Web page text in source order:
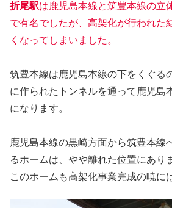
折尾駅は鹿児島本線と筑豊本線の立
で有名でしたが、高架化が行われた
くなってしまいました。
筑豊本線は鹿児島本線の下をくぐる
に作られたトンネルを通って鹿児島
になります。
鹿児島本線の黒崎方面から筑豊本線
るホームは、やや離れた位置にあり
このホームも高架化事業完成の暁に